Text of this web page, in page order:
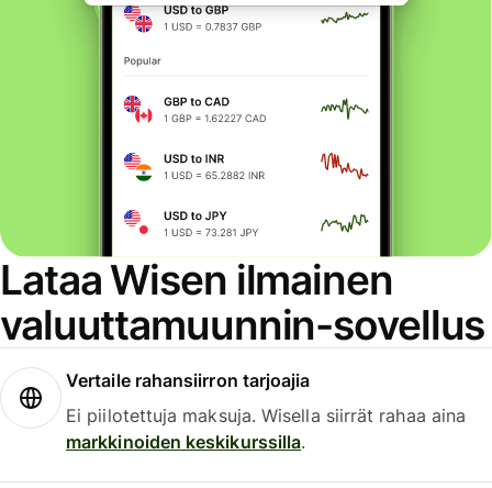
Lataa Wisen ilmainen
valuuttamuunnin-sovellus
Vertaile rahansiirron tarjoajia
Ei piilotettuja maksuja. Wisella siirrät rahaa aina
markkinoiden keskikurssilla.